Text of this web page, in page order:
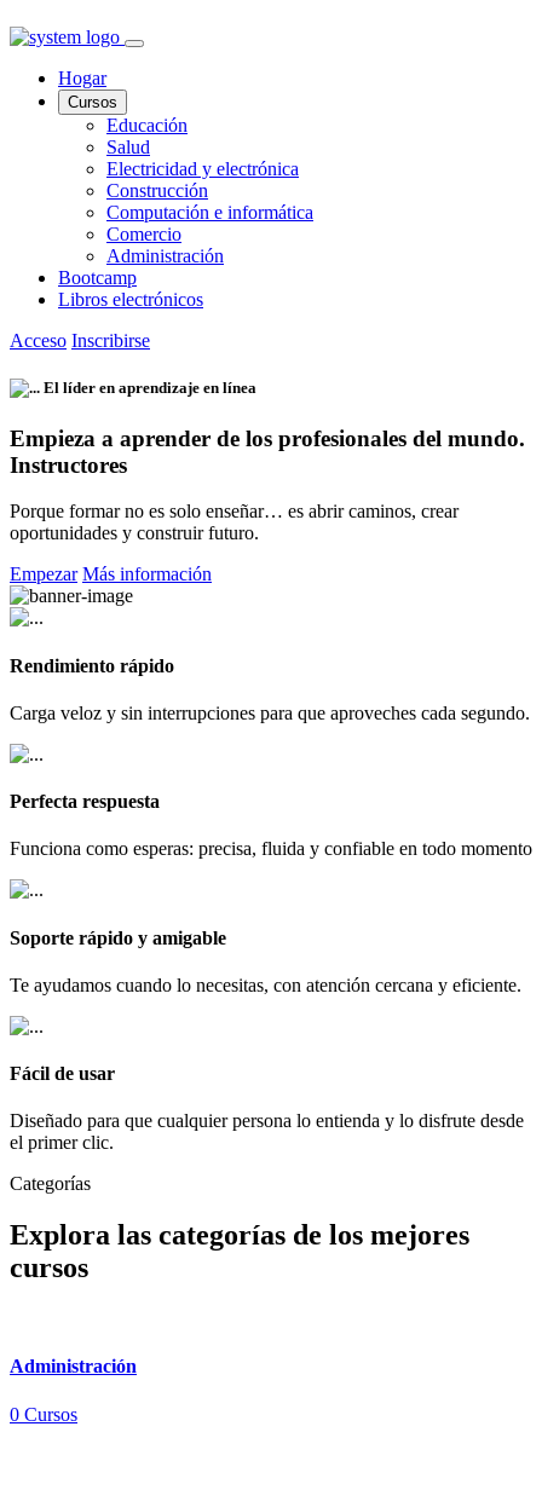
Hogar
Cursos
Educación
Salud
Electricidad y electrónica
Construcción
Computación e informática
Comercio
Administración
Bootcamp
Libros electrónicos
Acceso Inscribirse
El líder en aprendizaje en línea
Empieza a aprender de los profesionales del mundo.
Instructores
Porque formar no es solo enseñar… es abrir caminos, crear
oportunidades y construir futuro.
Empezar Más información
Rendimiento rápido
Carga veloz y sin interrupciones para que aproveches cada segundo.
Perfecta respuesta
Funciona como esperas: precisa, fluida y confiable en todo momento
Soporte rápido y amigable
Te ayudamos cuando lo necesitas, con atención cercana y eficiente.
Fácil de usar
Diseñado para que cualquier persona lo entienda y lo disfrute desde
el primer clic.
Categorías
Explora las categorías de los mejores
cursos
Administración
0 Cursos